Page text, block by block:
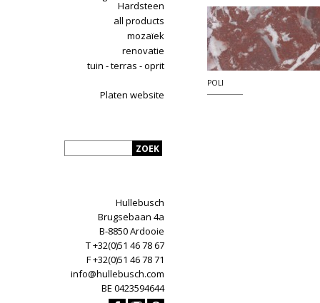
Hardsteen
all products
mozaïek
renovatie
tuin - terras - oprit
Platen website
Hullebusch
Brugsebaan 4a
B-8850 Ardooie
T +32(0)51 46 78 67
F +32(0)51 46 78 71
info@hullebusch.com
BE 0423594644
POLI